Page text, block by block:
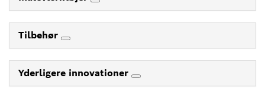
Tilbehør
Yderligere innovationer